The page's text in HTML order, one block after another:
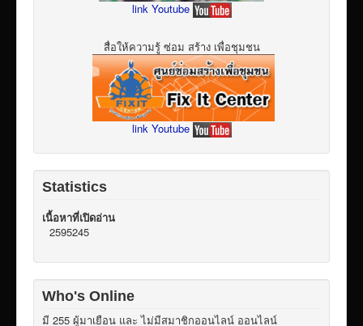
link Youtube
สื่อให้ความรู้ ซ่อม สร้าง เพื่อชุมชน
link Youtube
Statistics
เนื้อหาที่เปิดอ่าน
2595245
Who's Online
มี 255 ผู้มาเยือน และ ไม่มีสมาชิกออนไลน์ ออนไลน์